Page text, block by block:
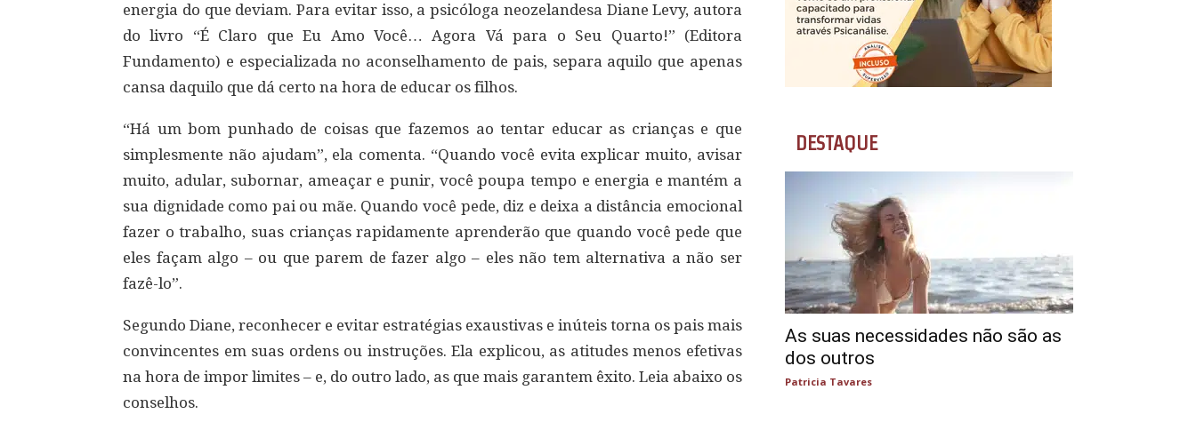
energia do que deviam. Para evitar isso, a psicóloga neozelandesa Diane Levy, autora
do livro “É Claro que Eu Amo Você… Agora Vá para o Seu Quarto!” (Editora
Fundamento) e especializada no aconselhamento de pais, separa aquilo que apenas
cansa daquilo que dá certo na hora de educar os filhos.
“Há um bom punhado de coisas que fazemos ao tentar educar as crianças e que
simplesmente não ajudam”, ela comenta. “Quando você evita explicar muito, avisar
muito, adular, subornar, ameaçar e punir, você poupa tempo e energia e mantém a
sua dignidade como pai ou mãe. Quando você pede, diz e deixa a distância emocional
fazer o trabalho, suas crianças rapidamente aprenderão que quando você pede que
eles façam algo – ou que parem de fazer algo – eles não tem alternativa a não ser
fazê-lo”.
Segundo Diane, reconhecer e evitar estratégias exaustivas e inúteis torna os pais mais
convincentes em suas ordens ou instruções. Ela explicou, as atitudes menos efetivas
na hora de impor limites – e, do outro lado, as que mais garantem êxito. Leia abaixo os
conselhos.
DESTAQUE
As suas necessidades não são as
dos outros
Patricia Tavares